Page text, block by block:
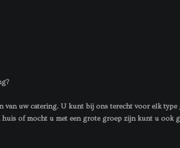
uw catering. U kunt bij ons terecht voor elk type
of mocht u met een grote groep zijn kunt u ook